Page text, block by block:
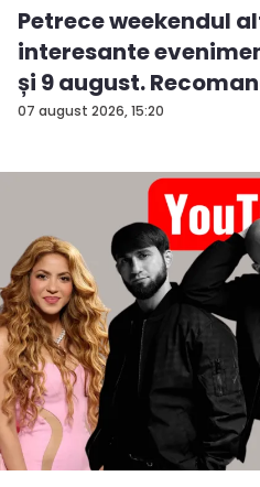
07 august 2026, 15:20
Petrece weekendul
interesante
și 9 august.